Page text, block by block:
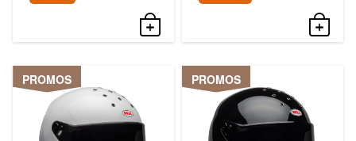
actuel
est :
est :
PROMOS PROMOS